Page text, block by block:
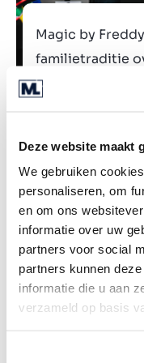
Deze website maakt
We gebruiken
personaliseren, om
en om ons
informatie over uw
partners voor social
partners kunnen
informatie die u aan
verzameld op basis
Magic by
familietraditie